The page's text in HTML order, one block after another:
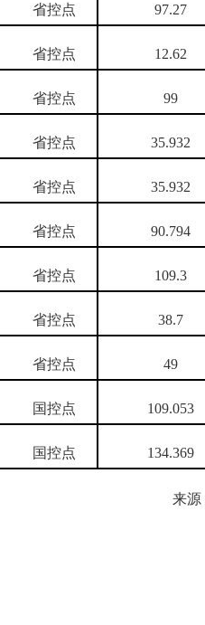
省控点 97.27
省控点 12.62
省控点 99
省控点 35.932
省控点 35.932
省控点 90.794
省控点 109.3
省控点 38.7
省控点 49
国控点 109.053
国控点 134.369
市生态